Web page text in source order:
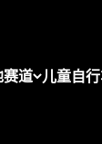
赛道 儿童自